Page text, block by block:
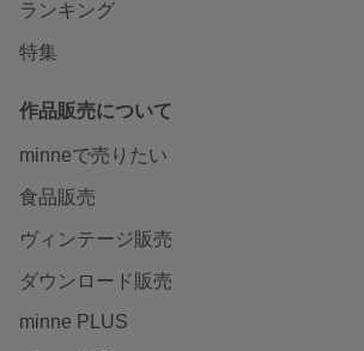
ランキング
特集
作品販売について
minneで売りたい
食品販売
ヴィンテージ販売
ダウンロード販売
minne PLUS